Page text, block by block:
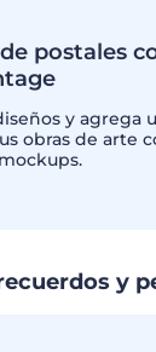
postales
y agrega
obras de arte
y